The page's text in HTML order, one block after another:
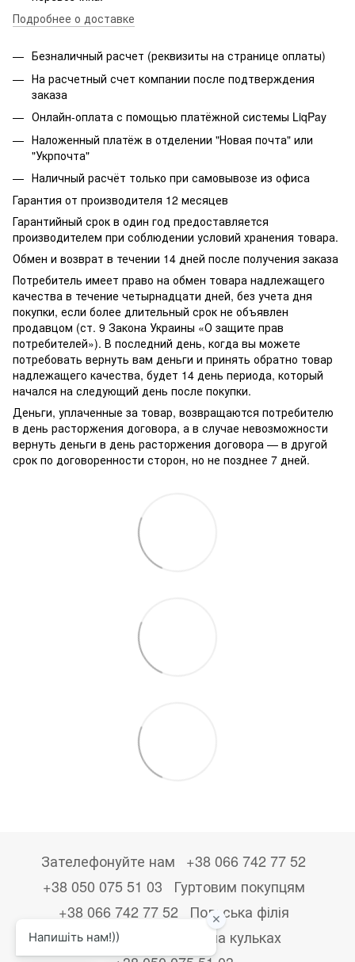
Подробнее о доставке
Безналичный расчет (реквизиты на странице оплаты)
На расчетный счет компании после подтверждения
заказа
Онлайн-оплата с помощью платёжной системы LiqPay
Наложенный платёж в отделении "Новая почта" или
"Укрпочта"
Наличный расчёт только при самовывозе из офиса
Гарантия от производителя 12 месяцев
Гарантийный срок в один год предоставляется
производителем при соблюдении условий хранения товара.
Обмен и возврат в течении 14 дней после получения заказа
Потребитель имеет право на обмен товара надлежащего
качества в течение четырнадцати дней, без учета дня
покупки, если более длительный срок не объявлен
продавцом (ст. 9 Закона Украины «О защите прав
потребителей»). В последний день, когда вы можете
потребовать вернуть вам деньги и принять обратно товар
надлежащего качества, будет 14 день периода, который
начался на следующий день после покупки.
Деньги, уплаченные за товар, возвращаются потребителю
в день расторжения договора, а в случае невозможности
вернуть деньги в день расторжения договора — в другой
срок по договоренности сторон, но не позднее 7 дней.
Зателефонуйте нам
+38 066 742 77 52
+38 050 075 51 03
Гуртовим покупцям
+38 066 742 77 52
Польська філія
+48533867723
Друк на кульках